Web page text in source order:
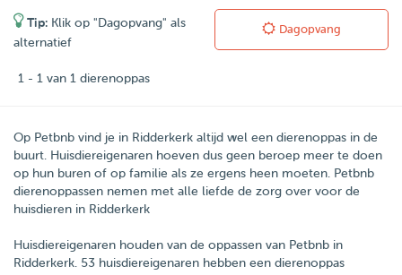
Tip: Klik op "Dagopvang" als
alternatief
Dagopvang
1 - 1 van 1 dierenoppas
Op Petbnb vind je in Ridderkerk altijd wel een dierenoppas in de
buurt. Huisdiereigenaren hoeven dus geen beroep meer te doen
op hun buren of op familie als ze ergens heen moeten. Petbnb
dierenoppassen nemen met alle liefde de zorg over voor de
huisdieren in Ridderkerk
Huisdiereigenaren houden van de oppassen van Petbnb in
Ridderkerk. 53 huisdiereigenaren hebben een dierenoppas